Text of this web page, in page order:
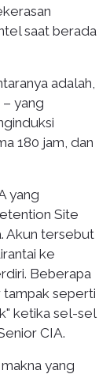
saat berada
adalah,
yang
180 jam, dan
yang
Site
Akun tersebut
ke
Beberapa
tampak seperti
ketika sel-sel
CIA.
yang